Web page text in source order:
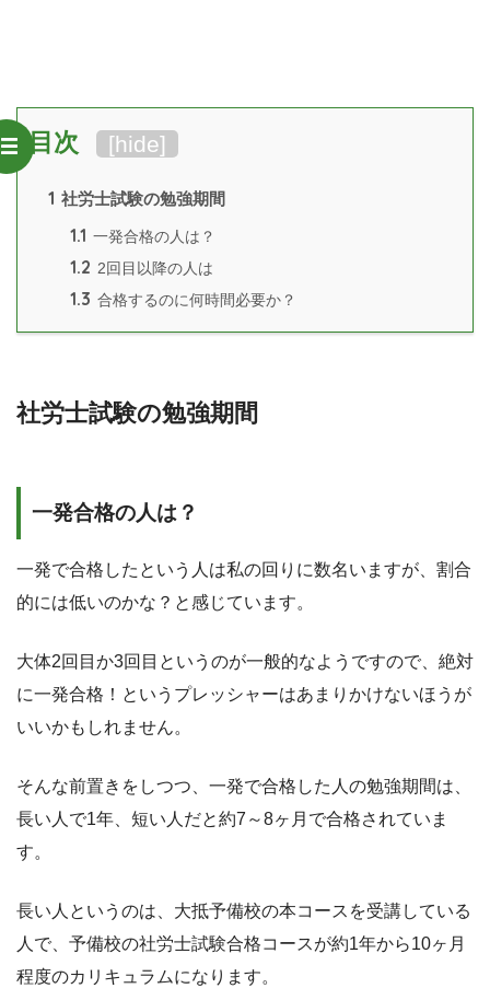
目次 [hide]
1 社労士試験の勉強期間
1.1 一発合格の人は？
1.2 2回目以降の人は
1.3 合格するのに何時間必要か？
社労士試験の勉強期間
一発合格の人は？
一発で合格したという人は私の回りに数名いますが、割合
的には低いのかな？と感じています。
大体2回目か3回目というのが一般的なようですので、絶対
に一発合格！というプレッシャーはあまりかけないほうが
いいかもしれません。
そんな前置きをしつつ、一発で合格した人の勉強期間は、
長い人で1年、短い人だと約7～8ヶ月で合格されていま
す。
長い人というのは、大抵予備校の本コースを受講している
人で、予備校の社労士試験合格コースが約1年から10ヶ月
程度のカリキュラムになります。